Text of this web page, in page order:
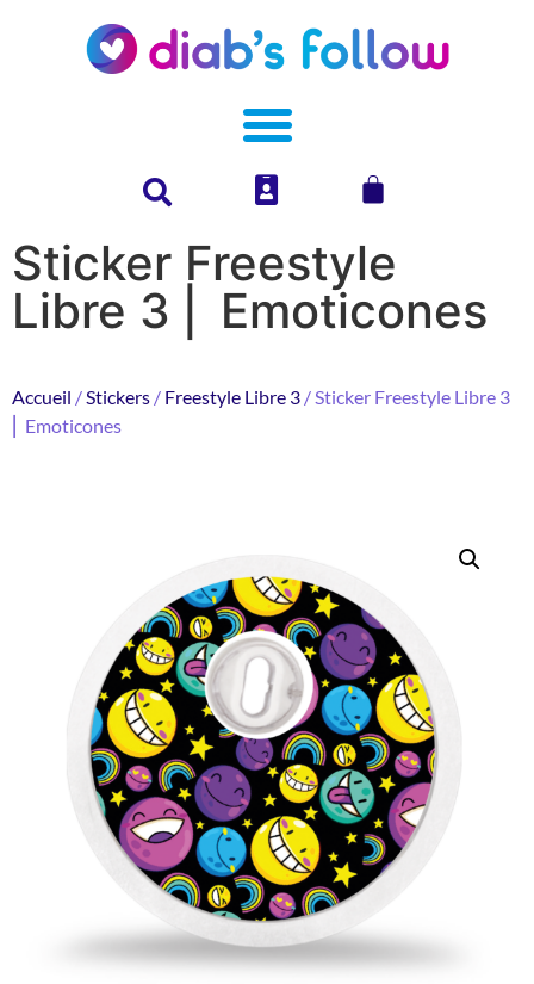
Sticker Freestyle
Libre 3 ⎜ Emoticones
Accueil /Stickers / Freestyle Libre 3 / Sticker Freestyle Libre 3
⎜ Emoticones